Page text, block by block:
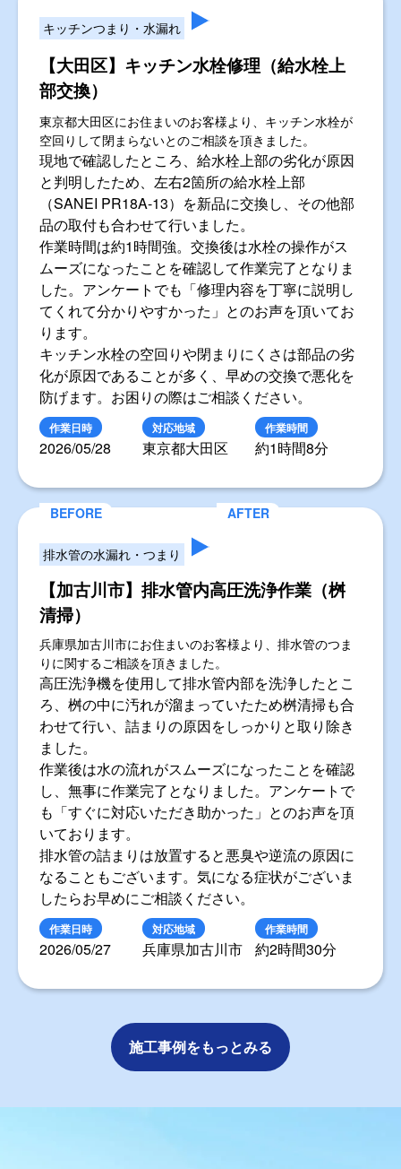
キッチンつまり・水漏れ
【大田区】キッチン水栓修理（給水栓上
部交換）
東京都大田区にお住まいのお客様より、キッチン水栓が
空回りして閉まらないとのご相談を頂きました。
現地で確認したところ、給水栓上部の劣化が原因
と判明したため、左右2箇所の給水栓上部
（SANEI PR18A-13）を新品に交換し、その他部
品の取付も合わせて行いました。
作業時間は約1時間強。交換後は水栓の操作がス
ムーズになったことを確認して作業完了となりま
した。アンケートでも「修理内容を丁寧に説明し
てくれて分かりやすかった」とのお声を頂いてお
ります。
キッチン水栓の空回りや閉まりにくさは部品の劣
化が原因であることが多く、早めの交換で悪化を
防げます。お困りの際はご相談ください。
作業日時
2026/05/28
対応地域
東京都大田区
作業時間
約1時間8分
排水管の水漏れ・つまり
【加古川市】排水管内高圧洗浄作業（桝
清掃）
兵庫県加古川市にお住まいのお客様より、排水管のつま
りに関するご相談を頂きました。
高圧洗浄機を使用して排水管内部を洗浄したとこ
ろ、桝の中に汚れが溜まっていたため桝清掃も合
わせて行い、詰まりの原因をしっかりと取り除き
ました。
作業後は水の流れがスムーズになったことを確認
し、無事に作業完了となりました。アンケートで
も「すぐに対応いただき助かった」とのお声を頂
いております。
排水管の詰まりは放置すると悪臭や逆流の原因に
なることもございます。気になる症状がございま
したらお早めにご相談ください。
作業日時
2026/05/27
対応地域
兵庫県加古川市
作業時間
約2時間30分
施工事例をもっとみる